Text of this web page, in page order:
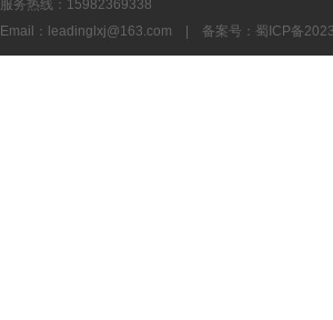
服务热线：15982369338
Email： leadinglxj@163.com 备案号：蜀ICP备